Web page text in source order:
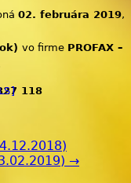
02. februára 2019,
vo firme PROFAX –
118
→